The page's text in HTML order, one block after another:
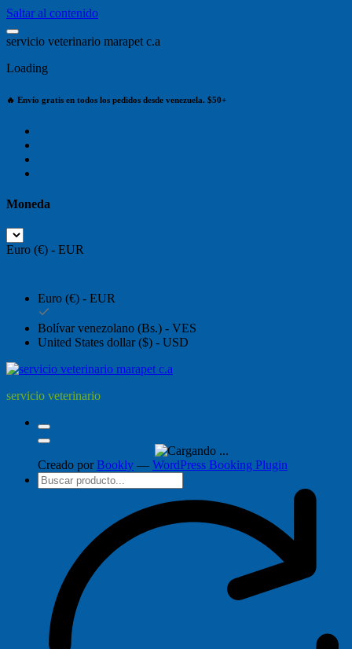
Saltar al contenido
servicio veterinario marapet c.a
Loading
🔥 Envío gratis en todos los pedidos desde venezuela. $50+
Moneda
Euro (€) - EUR
Euro (€) - EUR
Bolívar venezolano (Bs.) - VES
United States dollar ($) - USD
servicio veterinario
Creado por Bookly — WordPress Booking Plugin